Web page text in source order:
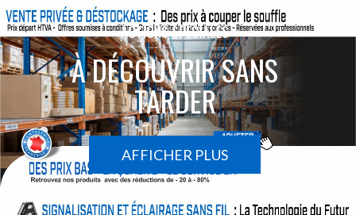
ACTIONS SPÉCIALES
À DÉCOUVRIR SANS
TARDER
AFFICHER PLUS